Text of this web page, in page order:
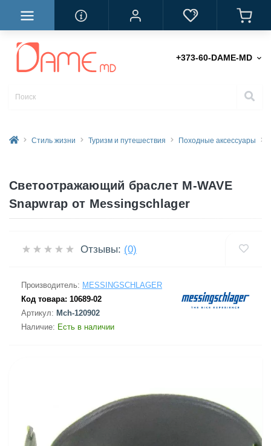
+373-60-DAME-MD
Стиль жизни Туризм и путешествия Походные аксессуары
Светоотражающий браслет M-WAVE
Snapwrap от Messingschlager
Отзывы: (0)
Производитель: MESSINGSCHLAGER
Код товара: 10689-02
Артикул: Mch-120902
Наличие: Есть в наличии